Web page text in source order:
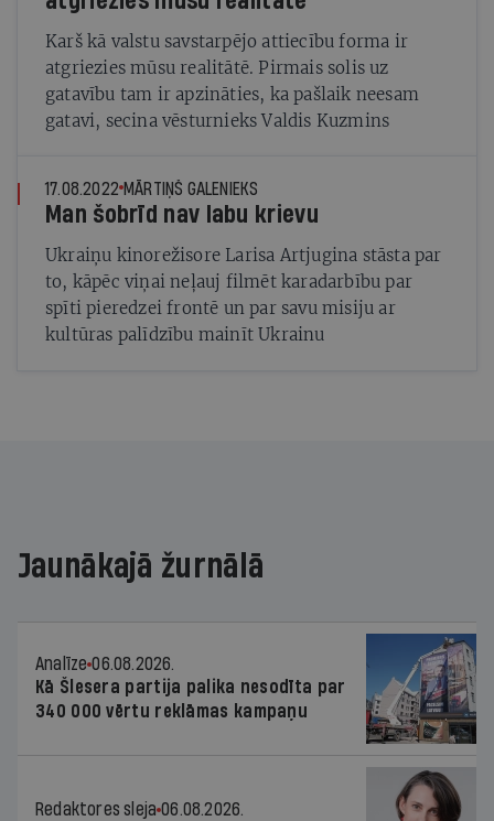
Karš kā valstu savstarpējo attiecību forma ir
atgriezies mūsu realitātē. Pirmais solis uz
gatavību tam ir apzināties, ka pašlaik neesam
gatavi, secina vēsturnieks Valdis Kuzmins
17.08.2022 MĀRTIŅŠ GALENIEKS
Man šobrīd nav labu krievu
Ukraiņu kinorežisore Larisa Artjugina stāsta par
to, kāpēc viņai neļauj filmēt karadarbību par
spīti pieredzei frontē un par savu misiju ar
kultūras palīdzību mainīt Ukrainu
Jaunākajā žurnālā
Analīze 06.08.2026.
Kā Šlesera partija palika nesodīta par
340 000 vērtu reklāmas kampaņu
Redaktores sleja 06.08.2026.